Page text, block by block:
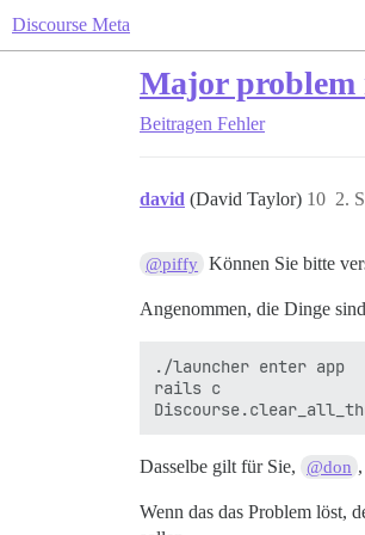
Discourse Meta
Major problem
Beitragen Fehler
david (David Taylor) 2.
10
@piffy Können Sie bitte
Angenommen, die Dinge
./launcher enter app
rails c
Dasselbe gilt für Sie, @don
Wenn das das Problem löst,